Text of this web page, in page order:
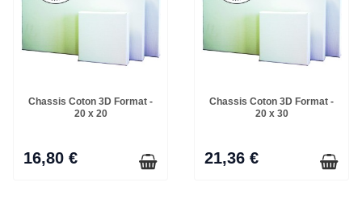
Chassis Coton 3D Format -
20 x 20
16,80 €
Chassis Coton 3D Format -
20 x 30
21,36 €